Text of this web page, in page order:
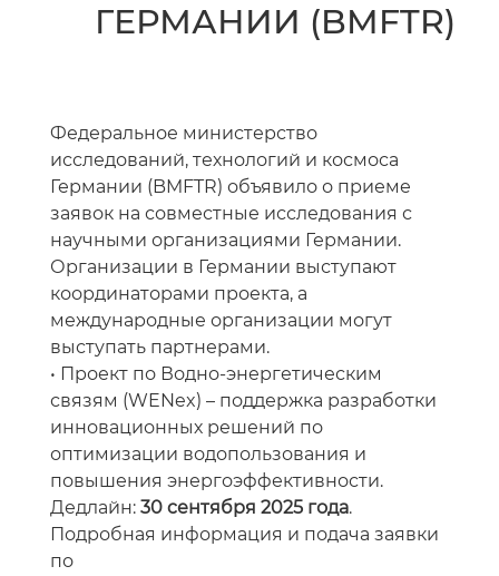
ГЕРМАНИИ (BMFTR)
Федеральное министерство
исследований, технологий и космоса
Германии (BMFTR) объявило о приеме
заявок на совместные исследования с
научными организациями Германии.
Организации в Германии выступают
координаторами проекта, а
международные организации могут
выступать партнерами.
• Проект по Водно-энергетическим
связям (WENex) – поддержка разработки
инновационных решений по
оптимизации водопользования и
повышения энергоэффективности.
Дедлайн: 30 cентября 2025 года.
Подробная информация и подача заявки
по